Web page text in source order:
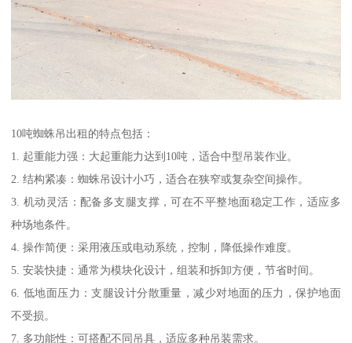
10吨蜘蛛吊出租的特点包括：
1. 起重能力强：大起重能力达到10吨，适合中型吊装作业。
2. 结构紧凑：蜘蛛吊设计小巧，适合在狭窄或复杂空间操作。
3. 机动灵活：配备多支腿支撑，可在不平整地面稳定工作，适应多
种场地条件。
4. 操作简便：采用液压或电动系统，控制，降低操作难度。
5. 安装快捷：通常为模块化设计，组装和拆卸方便，节省时间。
6. 低地面压力：支腿设计分散重量，减少对地面的压力，保护地面
不受损。
7. 多功能性：可搭配不同吊具，适应多种吊装需求。